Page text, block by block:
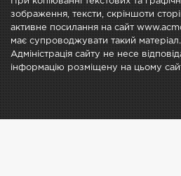
зображення, тексти, скріншоти
активне посилання на сайт
має супроводжувати такий матеріал.
Адміністрація сайту не несе
інформацію розміщену на цьому